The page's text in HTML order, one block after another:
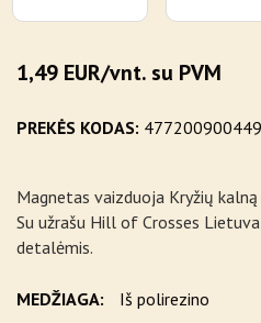
PREKĖS KODAS:
Magnetas vaizduoja Kryžių
Su užrašu Hill of Crosses
detalėmis.
MEDŽIAGA:
Iš polirezino
1,49 EUR/vnt. su PVM